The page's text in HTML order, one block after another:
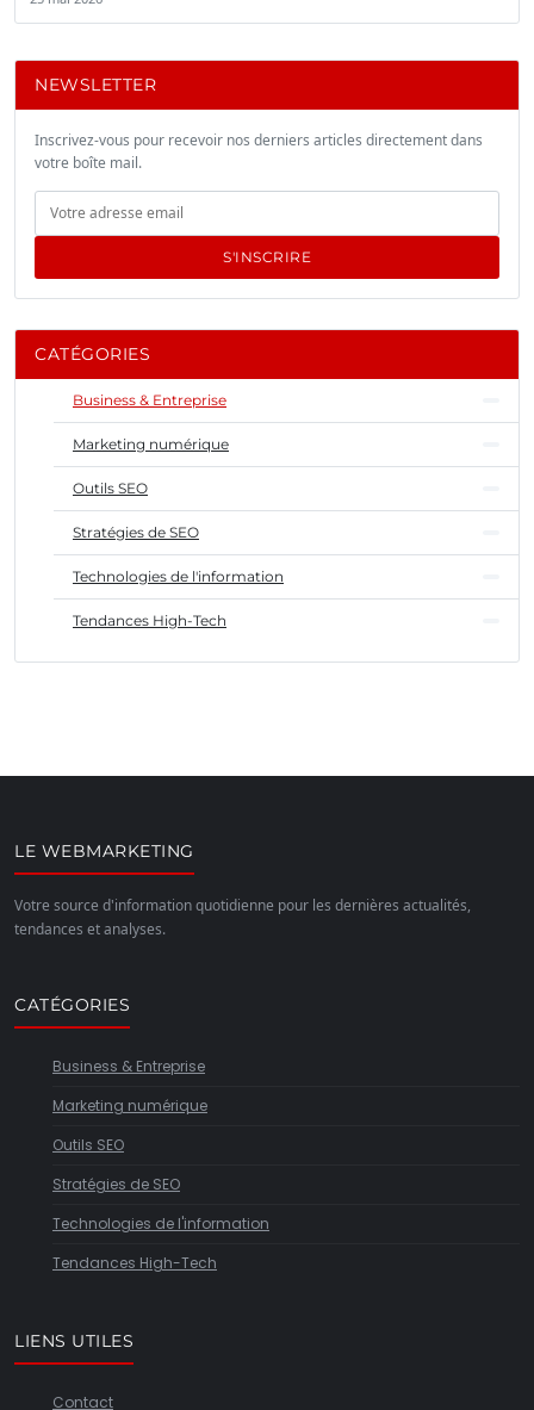
NEWSLETTER
Inscrivez-vous pour recevoir nos derniers articles directement dans
votre boîte mail.
S'INSCRIRE
CATÉGORIES
Business & Entreprise
Marketing numérique
Outils SEO
Stratégies de SEO
Technologies de l'information
Tendances High-Tech
LE WEBMARKETING
Votre source d'information quotidienne pour les dernières actualités,
tendances et analyses.
CATÉGORIES
Business & Entreprise
Marketing numérique
Outils SEO
Stratégies de SEO
Technologies de l'information
Tendances High-Tech
LIENS UTILES
Contact